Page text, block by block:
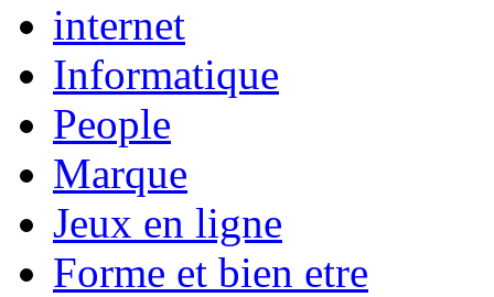
internet
Informatique
People
Marque
Jeux en ligne
Forme et bien etre